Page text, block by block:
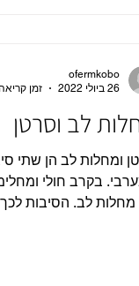
לב וסרטן
ומחלות לב הן שתי
בקרב חולי
לב. הסיבות
ofermkobo
26 ביולי 2022
זמן קריאה 2